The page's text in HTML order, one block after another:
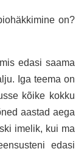
on?
edasi saama
Iga teema on
kõike kokku
aastad aega
imelik, kui ma
edasi